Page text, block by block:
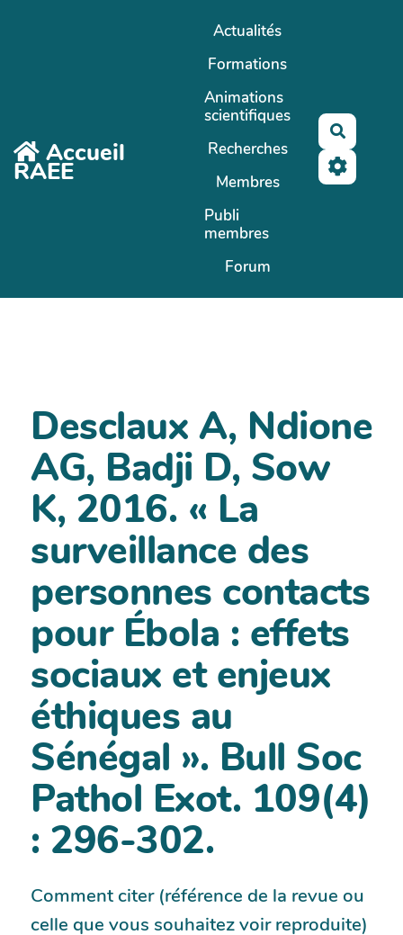
Accueil
RAEE
Actualités
Formations
Animations
scientifiques
Recherches
Membres
Publi
membres
Forum
Desclaux A, Ndione
AG, Badji D, Sow
K, 2016. « La
surveillance des
personnes contacts
pour Ébola : effets
sociaux et enjeux
éthiques au
Sénégal ». Bull Soc
Pathol Exot. 109(4)
: 296-302.
Comment citer (référence de la revue ou
celle que vous souhaitez voir reproduite)